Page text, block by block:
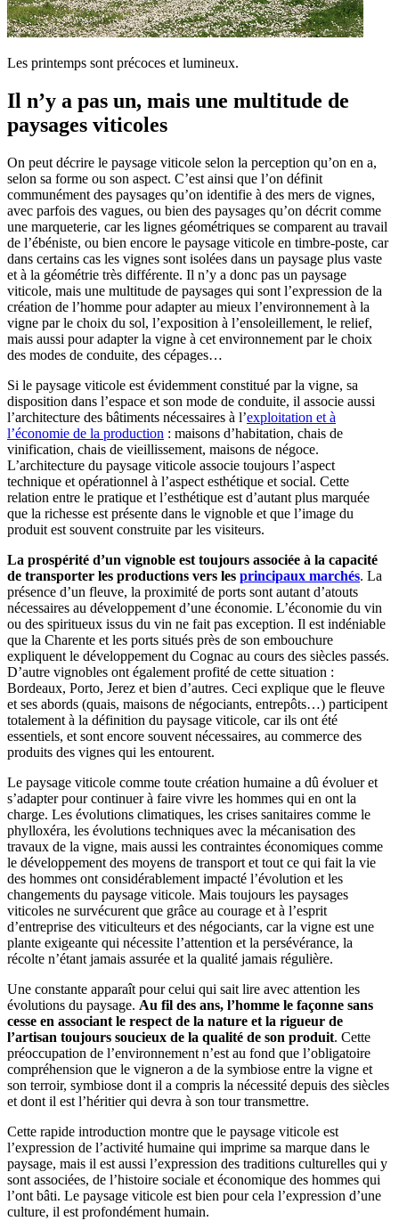
Les printemps sont précoces et lumineux.
Il n’y a pas un, mais une multitude de
paysages viticoles
On peut décrire le paysage viticole selon la perception qu’on en a,
selon sa forme ou son aspect. C’est ainsi que l’on définit
communément des paysages qu’on identifie à des mers de vignes,
avec parfois des vagues, ou bien des paysages qu’on décrit comme
une marqueterie, car les lignes géométriques se comparent au travail
de l’ébéniste, ou bien encore le paysage viticole en timbre-poste, car
dans certains cas les vignes sont isolées dans un paysage plus vaste
et à la géométrie très différente. Il n’y a donc pas un paysage
viticole, mais une multitude de paysages qui sont l’expression de la
création de l’homme pour adapter au mieux l’environnement à la
vigne par le choix du sol, l’exposition à l’ensoleillement, le relief,
mais aussi pour adapter la vigne à cet environnement par le choix
des modes de conduite, des cépages…
Si le paysage viticole est évidemment constitué par la vigne, sa
disposition dans l’espace et son mode de conduite, il associe aussi
l’architecture des bâtiments nécessaires à l’exploitation et à
l’économie de la production : maisons d’habitation, chais de
vinification, chais de vieillissement, maisons de négoce.
L’architecture du paysage viticole associe toujours l’aspect
technique et opérationnel à l’aspect esthétique et social. Cette
relation entre le pratique et l’esthétique est d’autant plus marquée
que la richesse est présente dans le vignoble et que l’image du
produit est souvent construite par les visiteurs.
La prospérité d’un vignoble est toujours associée à la capacité
de transporter les productions vers les principaux marchés. La
présence d’un fleuve, la proximité de ports sont autant d’atouts
nécessaires au développement d’une économie. L’économie du vin
ou des spiritueux issus du vin ne fait pas exception. Il est indéniable
que la Charente et les ports situés près de son embouchure
expliquent le développement du Cognac au cours des siècles passés.
D’autre vignobles ont également profité de cette situation :
Bordeaux, Porto, Jerez et bien d’autres. Ceci explique que le fleuve
et ses abords (quais, maisons de négociants, entrepôts…) participent
totalement à la définition du paysage viticole, car ils ont été
essentiels, et sont encore souvent nécessaires, au commerce des
produits des vignes qui les entourent.
Le paysage viticole comme toute création humaine a dû évoluer et
s’adapter pour continuer à faire vivre les hommes qui en ont la
charge. Les évolutions climatiques, les crises sanitaires comme le
phylloxéra, les évolutions techniques avec la mécanisation des
travaux de la vigne, mais aussi les contraintes économiques comme
le développement des moyens de transport et tout ce qui fait la vie
des hommes ont considérablement impacté l’évolution et les
changements du paysage viticole. Mais toujours les paysages
viticoles ne survécurent que grâce au courage et à l’esprit
d’entreprise des viticulteurs et des négociants, car la vigne est une
plante exigeante qui nécessite l’attention et la persévérance, la
récolte n’étant jamais assurée et la qualité jamais régulière.
Une constante apparaît pour celui qui sait lire avec attention les
évolutions du paysage. Au fil des ans, l’homme le façonne sans
cesse en associant le respect de la nature et la rigueur de
l’artisan toujours soucieux de la qualité de son produit. Cette
préoccupation de l’environnement n’est au fond que l’obligatoire
compréhension que le vigneron a de la symbiose entre la vigne et
son terroir, symbiose dont il a compris la nécessité depuis des siècles
et dont il est l’héritier qui devra à son tour transmettre.
Cette rapide introduction montre que le paysage viticole est
l’expression de l’activité humaine qui imprime sa marque dans le
paysage, mais il est aussi l’expression des traditions culturelles qui y
sont associées, de l’histoire sociale et économique des hommes qui
l’ont bâti. Le paysage viticole est bien pour cela l’expression d’une
culture, il est profondément humain.